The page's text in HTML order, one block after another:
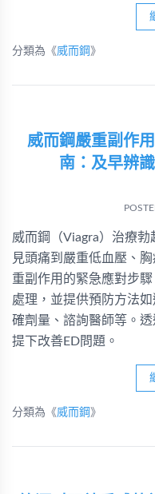
分類為《威而鋼 》
威而鋼嚴重副作
南：及早辨
威而鋼（Viagra）治療
見頭痛到嚴重低血壓、
重副作用的緊急應對步
處理，並提供預防方法
確劑量、諮詢醫師等。
提下改善ED問題。
分類為《威而鋼 》